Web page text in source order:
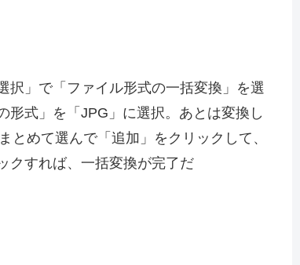
択」で「ファイル形式の一括変換」を選
形式」を「JPG」に選択。あとは変換し
とめて選んで「追加」をクリックして、
クすれば、一括変換が完了だ